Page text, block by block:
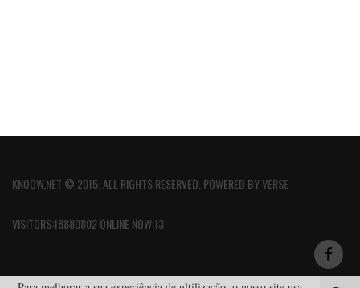
KNOOW.NET © 2015. ALL RIGHTS RESERVED. POWERED BYVERSE
VISITORS:18880802 ONLINE NOW:13